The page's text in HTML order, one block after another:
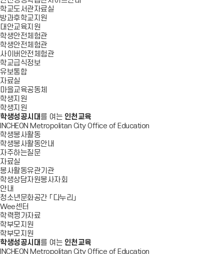
학교도서관자료실
방과후학교지원
대안교육지원
학생안전체험관
학생안전체험관
사이버안전체험관
학교급식정보
유보통합
자료실
마을교육공동체
학생지원
학생지원
학생성공시대 를 여는 인천교육
INCHEON Metropolitan City Office of Education
학생봉사활동
학생봉사활동안내
자주하는질문
자료실
봉사활동유관기관
학생상담자원봉사자회
안내
청소년문화공간 「다누리」
Wee센터
학력평가자료
학부모지원
학부모지원
학생성공시대 를 여는 인천교육
INCHEON Metropolitan City Office of Education